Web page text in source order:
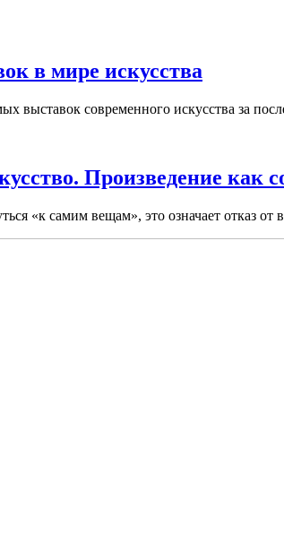
в мире искусства
выставок современного искусства за
Произведение как
«к самим вещам», это означает отказ от